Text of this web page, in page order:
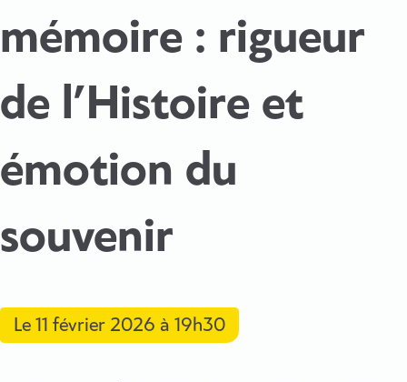
mémoire : rigueur
de l’Histoire et
émotion du
souvenir
Le 11 février 2026 à 19h30